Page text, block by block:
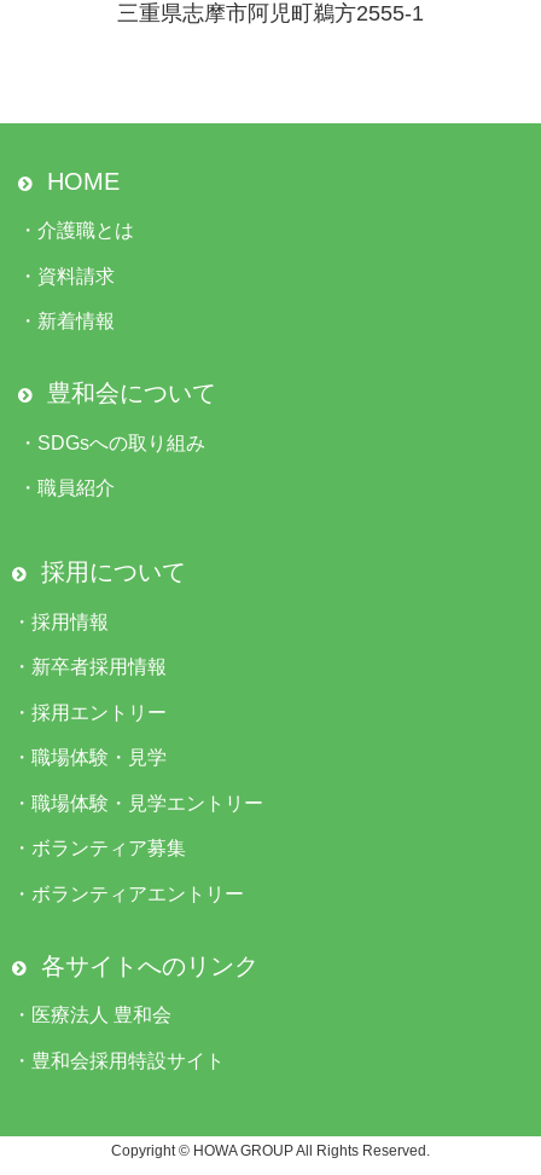
三重県志摩市阿児町鵜方2555-1
HOME
・ 介護職とは
・ 資料請求
・ 新着情報
豊和会について
・ SDGsへの取り組み
・ 職員紹介
採用について
・ 採用情報
・ 新卒者採用情報
・ 採用エントリー
・ 職場体験・見学
・ 職場体験・見学エントリー
・ ボランティア募集
・ ボランティアエントリー
各サイトへのリンク
・ 医療法人 豊和会
・ 豊和会採用特設サイト
Copyright © HOWA GROUP All Rights Reserved.